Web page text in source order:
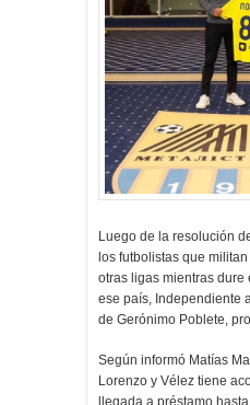
Luego de la resolución
los futbolistas que
otras ligas mientras dure
ese país, Independiente
de Gerónimo Poblete,
Según informó Matías
Lorenzo y Vélez tiene
llegada a préstamo